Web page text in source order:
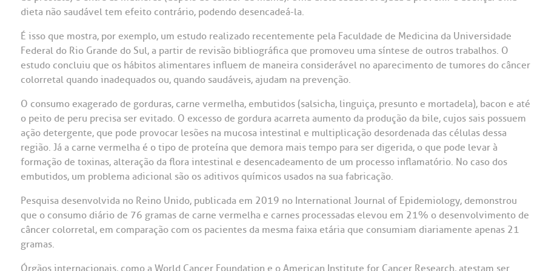
ouvidoria@bp.org.br
Fale Conosco
Saiba mais
Endereço:
Rua Maestro Cardim, 769
CEP: 01323-001 | Bela
Vista
São Paulo - SP
Saiba mais
Endereço:
R. Martiniano de
CEP: 01323-001 |
São Paulo - SP
Centro de Doenças Autoimunes
dieta não saudável tem efeito contrário, podendo desencadeá-la.
É isso que mostra, por exemplo, um estudo realizado recentemente pela Faculdade de Medicina da Universidade
Federal do Rio Grande do Sul, a partir de revisão bibliográfica que promoveu uma síntese de outros trabalhos. O
estudo concluiu que os hábitos alimentares influem de maneira considerável no aparecimento de tumores do câncer
colorretal quando inadequados ou, quando saudáveis, ajudam na prevenção.
O consumo exagerado de gorduras, carne vermelha, embutidos (salsicha, linguiça, presunto e mortadela), bacon e até
o peito de peru precisa ser evitado. O excesso de gordura acarreta aumento da produção da bile, cujos sais possuem
ação detergente, que pode provocar lesões na mucosa intestinal e multiplicação desordenada das células dessa
região. Já a carne vermelha é o tipo de proteína que demora mais tempo para ser digerida, o que pode levar à
formação de toxinas, alteração da flora intestinal e desencadeamento de um processo inflamatório. No caso dos
embutidos, um problema adicional são os aditivos químicos usados na sua fabricação.
Pesquisa desenvolvida no Reino Unido, publicada em 2019 no International Journal of Epidemiology, demonstrou
que o consumo diário de 76 gramas de carne vermelha e carnes processadas elevou em 21% o desenvolvimento de
câncer colorretal, em comparação com os pacientes da mesma faixa etária que consumiam diariamente apenas 21
gramas.
Órgãos internacionais, como a World Cancer Foundation e o American Institute for Cancer Research, atestam ser